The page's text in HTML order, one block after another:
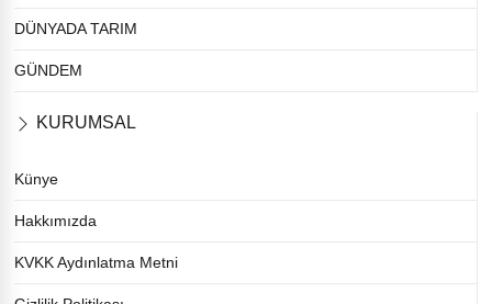
DÜNYADA TARIM
GÜNDEM
KURUMSAL
Künye
Hakkımızda
KVKK Aydınlatma Metni